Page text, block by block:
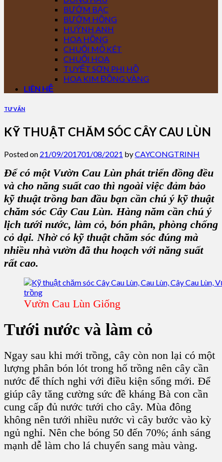
BƯỚM BẠC
BƯỚM HỒNG
HUỲNH ANH
HOA HỒNG
CHUỐI MỎ KÉT
CHUỐI HOA
TUYẾT SƠN PHI HỒ
HOA KIM ĐỒNG VÀNG
LIÊN HỆ
TƯ VẤN
KỸ THUẬT CHĂM SÓC CÂY CAU LÙN
Posted on 21/09/201701/08/2021 byCAYCONGTRINH
Để có một Vườn Cau Lùn phát triển đồng đều
và cho năng suất cao thì ngoài việc đảm bảo
kỹ thuật trồng ban đầu bạn cần chú ý kỹ thuật
chăm sóc Cây Cau Lùn. Hàng năm cần chú ý
lịch tưới nước, làm cỏ, bón phân, phòng chống
cỏ dại. Nhờ có kỹ thuật chăm sóc đúng mà
nhiều nhà vườn đã thu hoạch với năng suất
rất cao.
Vườn Cau Lùn Giống
Tưới nước và làm cỏ
Ngay sau khi mới trồng, cây còn non lại có một
lượng phân bón lót trong hố trồng nên cây cần
nước để thích nghi với điều kiện sống mới. Để
giúp cây tăng cường sức đề kháng Bà con cần
cung cấp đủ nước tưới cho cây. Mùa đông
không nên tưới nhiều nước vì cây bước vào kỳ
ngủ nghỉ. Nên che bóng 50 đến 70%; ánh sáng
mạnh dễ làm cho lá chuyển sang màu vàng.